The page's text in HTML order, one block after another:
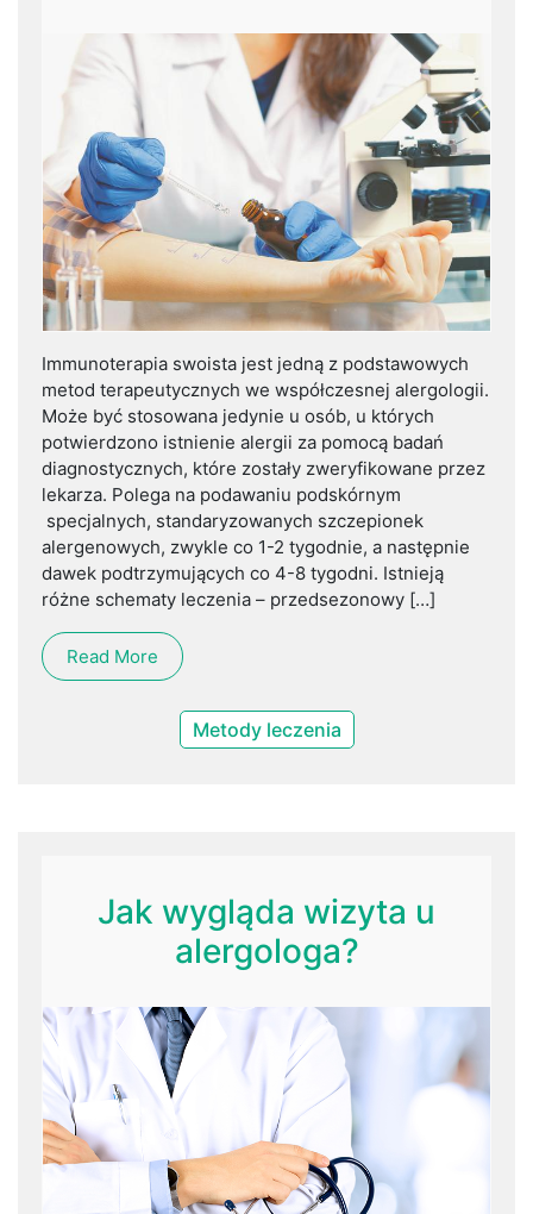
Immunoterapia swoista jest jedną z podstawowych
metod terapeutycznych we współczesnej alergologii.
Może być stosowana jedynie u osób, u których
potwierdzono istnienie alergii za pomocą badań
diagnostycznych, które zostały zweryfikowane przez
lekarza. Polega na podawaniu podskórnym
specjalnych, standaryzowanych szczepionek
alergenowych, zwykle co 1-2 tygodnie, a następnie
dawek podtrzymujących co 4-8 tygodni. Istnieją
różne schematy leczenia – przedsezonowy […]
Read More
Metody leczenia
Jak wygląda wizyta u
alergologa?